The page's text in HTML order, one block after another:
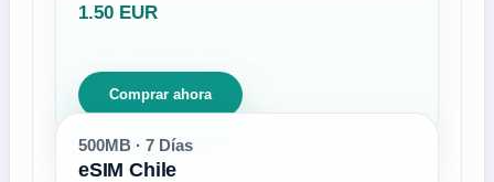
1.50 EUR
Comprar ahora
500MB · 7 Días
eSIM Chile